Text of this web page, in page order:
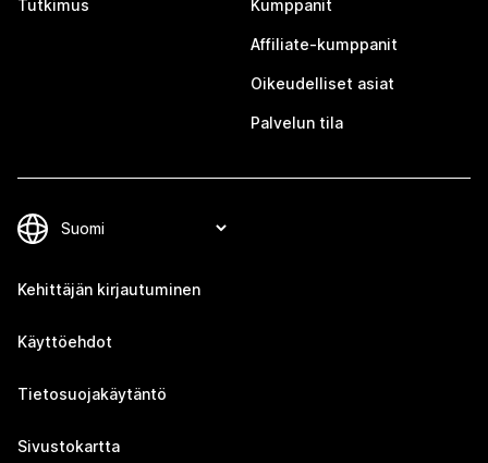
Tutkimus Kumppanit
Affiliate-kumppanit
Oikeudelliset asiat
Palvelun tila
Kehittäjän kirjautuminen
Käyttöehdot
Tietosuojakäytäntö
Sivustokartta